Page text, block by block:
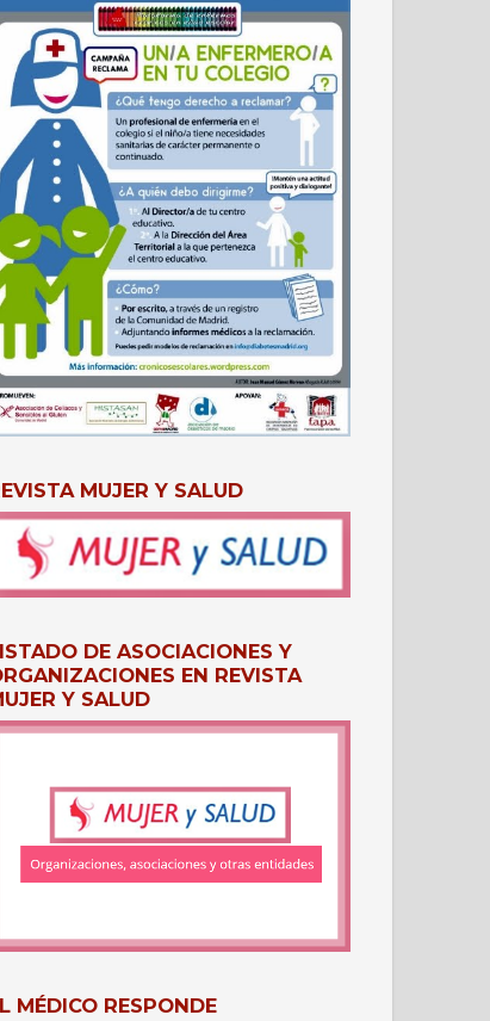
MUJER Y SALUD
DE ASOCIACIONES Y
EN REVISTA
Y SALUD
MÉDICO RESPONDE